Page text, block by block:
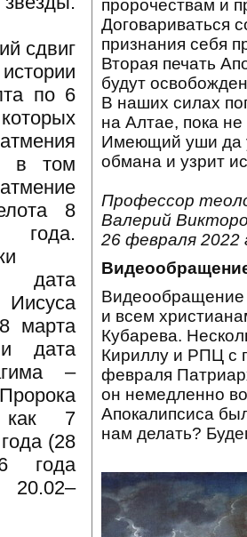
сдвиг
по 6
в том
8
года.
дата
марта
дата
–
как 7
(28
года
пророчествам и
Договариваться
признания себя
Вторая печать
будут
В наших силах
на Алтае, пока
Имеющий уши да
обмана и узрит
Профессор
Валерий
26 февраля 2022
Видеообращение
и всем
Кубарева.
Кириллу и РПЦ с
февраля
он немедленно
Апокалипсиса
нам делать?